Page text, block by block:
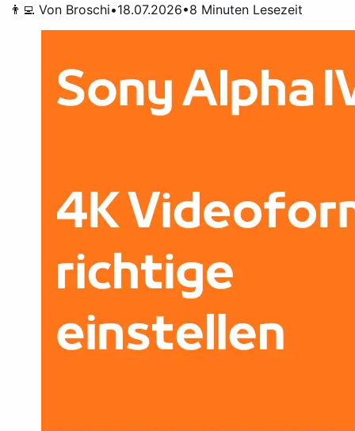
👨‍💻 Von Broschi•18.07.2026•8 Minuten Lesezeit